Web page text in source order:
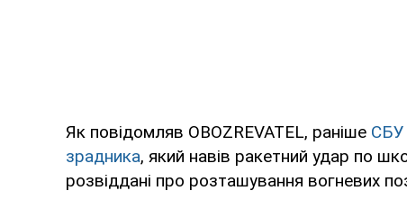
Як повідомляв OBOZREVATEL, раніше СБУ
зрадника, який навів ракетний удар по
розвіддані про розташування вогневих